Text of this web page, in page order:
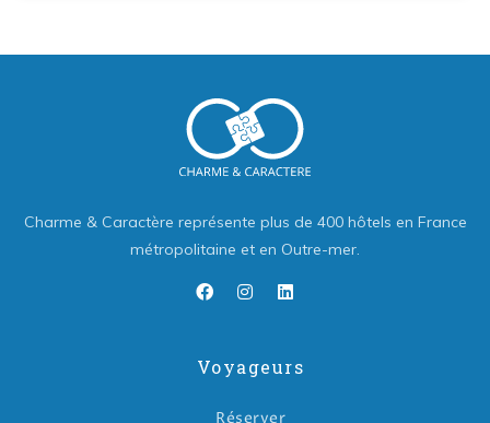
Charme & Caractère représente plus de 400 hôtels en France
métropolitaine et en Outre-mer.
Voyageurs
Réserver